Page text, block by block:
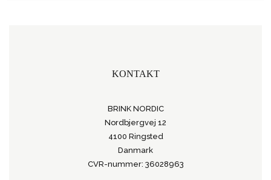
KONTAKT
BRINK NORDIC
Nordbjergvej 12
4100 Ringsted
Danmark
CVR-nummer: 36028963